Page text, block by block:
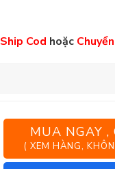
Ship Cod hoặc
MUA NGAY
( XEM HÀNG,